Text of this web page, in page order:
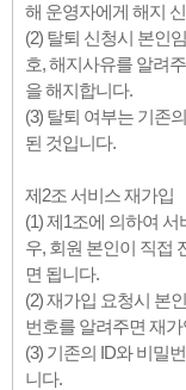
해 운영자에게 해지
(2) 탈퇴 신청시 본인
호, 해지사유를 알려
을 해지합니다.
(3) 탈퇴 여부는 기존
된 것입니다.
제2조 서비스 재가입
(1) 제1조에 의하여
우, 회원 본인이 직접
면 됩니다.
(2) 재가입 요청시 본
번호를 알려주면 재
(3) 기존의 ID와 비밀
니다.